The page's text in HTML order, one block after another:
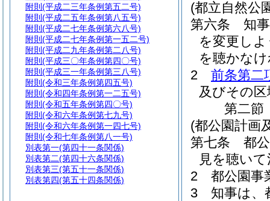
(都立自然公
第六条
知
を変更し
を聴かな
2
前条第二
及びその
第二節
(都公園計画
第七条
都
見を聴い
2
都公園事
3
知事は、
附則 (平成二三年条例第五二号)
附則 (平成二五年条例第八五号)
附則 (平成二七年条例第六八号)
附則 (平成二七年条例第一五二号)
附則 (平成二九年条例第二八号)
附則 (平成三〇年条例第四〇号)
附則 (平成三一年条例第三八号)
附則 (令和三年条例第四五号)
附則 (令和四年条例第一二五号)
附則 (令和五年条例第四〇号)
附則 (令和六年条例第七九号)
附則 (令和六年条例第一四七号)
附則 (令和七年条例第八一号)
別表第一(第四十一条関係)
別表第二(第四十六条関係)
別表第三(第五十一条関係)
別表第四(第五十四条関係)